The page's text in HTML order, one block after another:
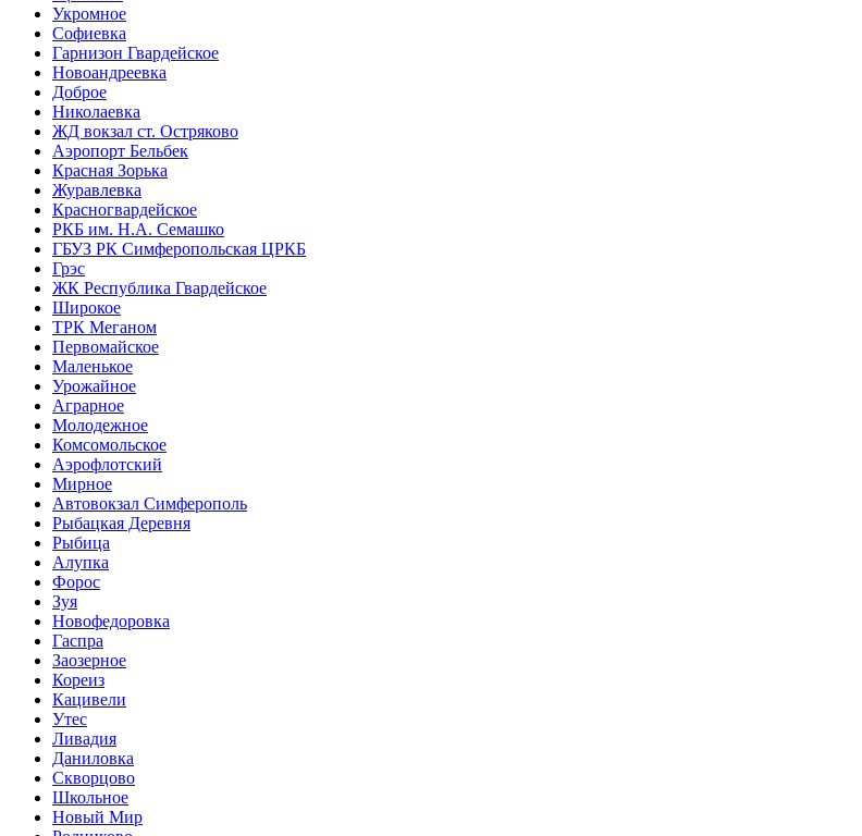
Укромное
Софиевка
Гарнизон Гвардейское
Новоандреевка
Доброе
Николаевка
ЖД вокзал ст. Остряково
Аэропорт Бельбек
Красная Зорька
Журавлевка
Красногвардейское
РКБ им. Н.А. Семашко
ГБУЗ РК Симферопольская ЦРКБ
Грэс
ЖК Республика Гвардейское
Широкое
ТРК Меганом
Первомайское
Маленькое
Урожайное
Аграрное
Молодежное
Комсомольское
Аэрофлотский
Мирное
Автовокзал Симферополь
Рыбацкая Деревня
Рыбица
Алупка
Форос
Зуя
Новофедоровка
Гаспра
Заозерное
Кореиз
Кацивели
Утес
Ливадия
Даниловка
Скворцово
Школьное
Новый Мир